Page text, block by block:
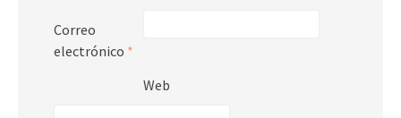
Correo
electrónico *
Web